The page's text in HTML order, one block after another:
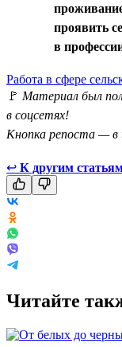
проявить
в
Работа в сфере
🚩 Материал был
в соцсетях!
Кнопка репоста —
↩ К другим
Читайте